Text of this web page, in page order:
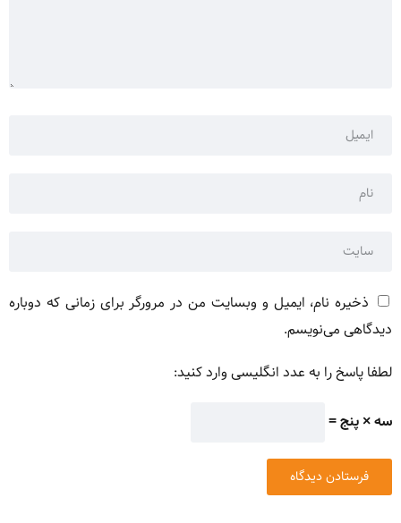
ذخیره نام، ایمیل و وبسایت من در مرورگر برای زمانی که دوباره
دیدگاهی می‌نویسم.
لطفا پاسخ را به عدد انگلیسی وارد کنید:
سه × پنج =